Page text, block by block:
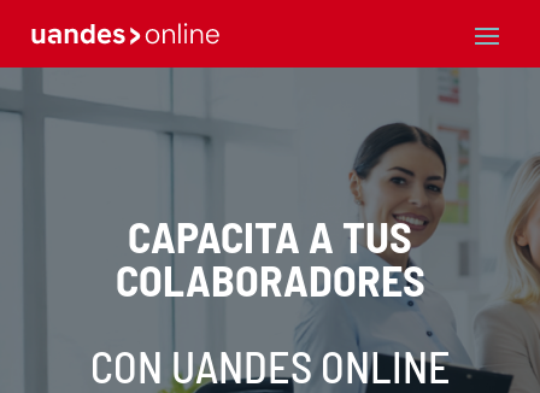
CAPACITA A TUS
COLABORADORES
CON UANDES ONLINE